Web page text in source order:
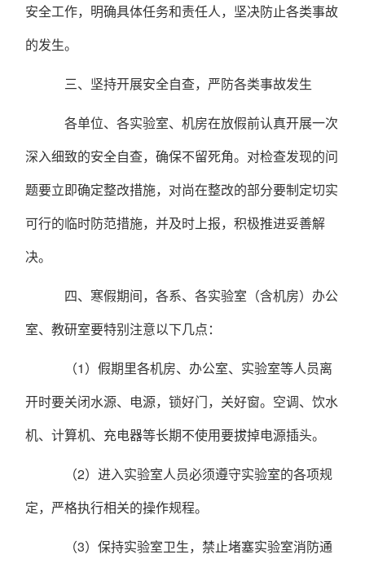
安全工作，明确具体任务和责任人，坚决防止各类事故
的发生。
三、坚持开展安全自查，严防各类事故发生
各单位、各实验室、机房在放假前认真开展一次
深入细致的安全自查，确保不留死角。对检查发现的问
题要立即确定整改措施，对尚在整改的部分要制定切实
可行的临时防范措施，并及时上报，积极推进妥善解
决。
四、寒假期间，各系、各实验室（含机房）办公
室、教研室要特别注意以下几点：
（1）假期里各机房、办公室、实验室等人员离
开时要关闭水源、电源，锁好门， 关好窗。空调、饮水
机、计算机、充电器等长期不使用要拔掉电源插头。
（2）进入实验室人员必须遵守实验室的各项规
定，严格执行相关的操作规程。
（3）保持实验室卫生，禁止堵塞实验室消防通